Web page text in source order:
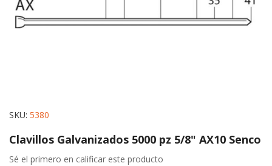
Skip
the
beginning
SKU 5380
Clavillos Galvanizados 5000 pz 5/8" AX10 Senco
Sé el primero en calificar este producto